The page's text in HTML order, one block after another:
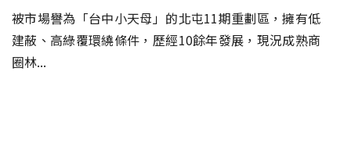
被市場譽為「台中小天母」的北屯11期重劃區，擁有低
建蔽、高綠覆環繞條件，歷經10餘年發展，現況成熟商
圈林...